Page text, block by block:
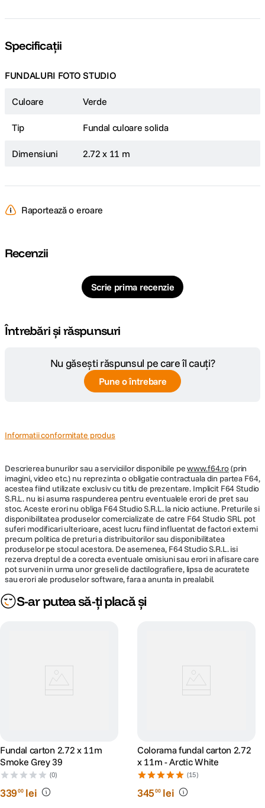
Specificații
FUNDALURI FOTO STUDIO
Culoare Verde
Tip Fundal culoare solida
Dimensiuni 2.72 x 11 m
Raportează o eroare
Recenzii
Scrie prima recenzie
Întrebări și răspunsuri
Nu găsești răspunsul pe care îl cauți?
Pune o întrebare
Informatii conformitate produs
Descrierea bunurilor sau a serviciilor disponibile pewww.f64.ro(prin
imagini, video etc.) nu reprezinta o obligatie contractuala din partea F64,
acestea fiind utilizate exclusiv cu titlu de prezentare. Implicit F64 Studio
S.R.L. nu isi asuma raspunderea pentru eventualele erori de pret sau
stoc. Aceste erori nu obliga F64 Studio S.R.L. la nicio actiune. Preturile si
disponibilitatea produselor comercializate de catre F64 Studio SRL pot
suferi modificari ulterioare, acest lucru fiind influentat de factori externi
precum politica de preturi a distribuitorilor sau disponibilitatea
produselor pe stocul acestora. De asemenea, F64 Studio S.R.L. isi
rezerva dreptul de a corecta eventuale omisiuni sau erori in afisare care
pot surveni in urma unor greseli de dactilografiere, lipsa de acuratete
sau erori ale produselor software, fara a anunta in prealabil.
S-ar putea să-ți placă și
Fundal carton 2.72 x 11m
Smoke Grey 39
(0)
33900 lei
Colorama fundal carton 2.72
x 11m - Arctic White
(15)
34500 lei